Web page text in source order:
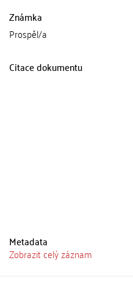
Známka
Prospěl/a
Citace dokumentu
Metadata
Zobrazit celý záznam